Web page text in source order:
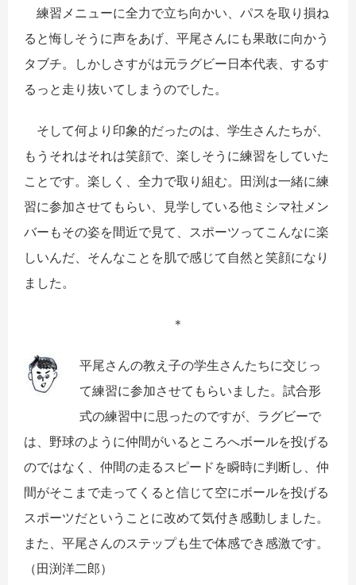
練習メニューに全力で立ち向かい、パスを取り損ね
ると悔しそうに声をあげ、平尾さんにも果敢に向かう
タブチ。しかしさすがは元ラグビー日本代表、するす
るっと走り抜いてしまうのでした。
そして何より印象的だったのは、学生さんたちが、
もうそれはそれは笑顔で、楽しそうに練習をしていた
ことです。楽しく、全力で取り組む。田渕は一緒に練
習に参加させてもらい、見学している他ミシマ社メン
バーもその姿を間近で見て、スポーツってこんなに楽
しいんだ、そんなことを肌で感じて自然と笑顔になり
ました。
＊
平尾さんの教え子の学生さんたちに交じっ
て練習に参加させてもらいました。試合形
式の練習中に思ったのですが、ラグビーで
は、野球のように仲間がいるところへボールを投げる
のではなく、仲間の走るスピードを瞬時に判断し、仲
間がそこまで走ってくると信じて空にボールを投げる
スポーツだということに改めて気付き感動しました。
また、平尾さんのステップも生で体感でき感激です。
（田渕洋二郎）